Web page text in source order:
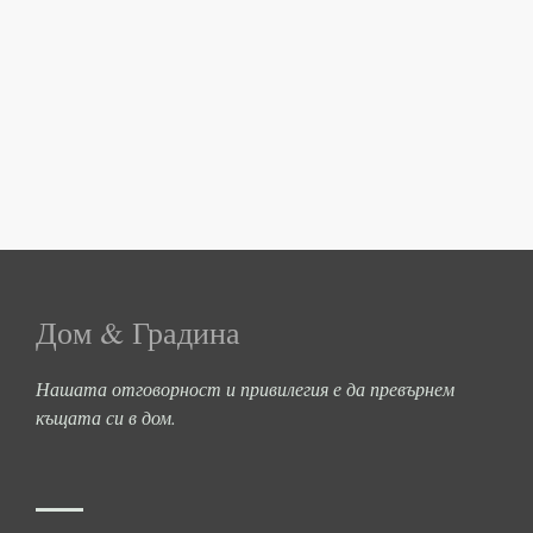
Дом & Градина
Нашата отговорност и привилегия е да превърнем
къщата си в дом.